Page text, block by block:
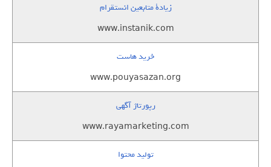
زيادة متابعين انستقرام
www.instanik.com
خرید هاست
www.pouyasazan.org
رپورتاژ آگهی
www.rayamarketing.com
تولید محتوا